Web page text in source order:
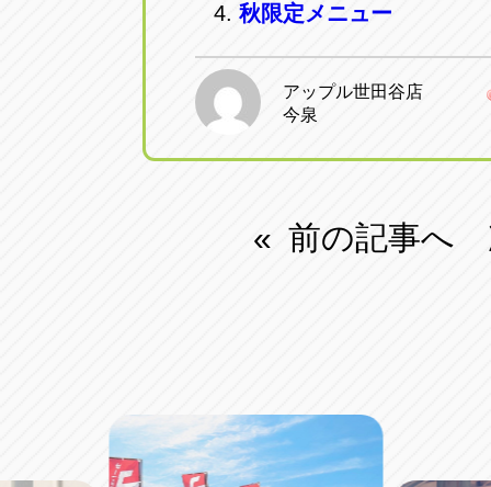
秋限定メニュー
アップル世田谷店
今泉
« 前の記事へ